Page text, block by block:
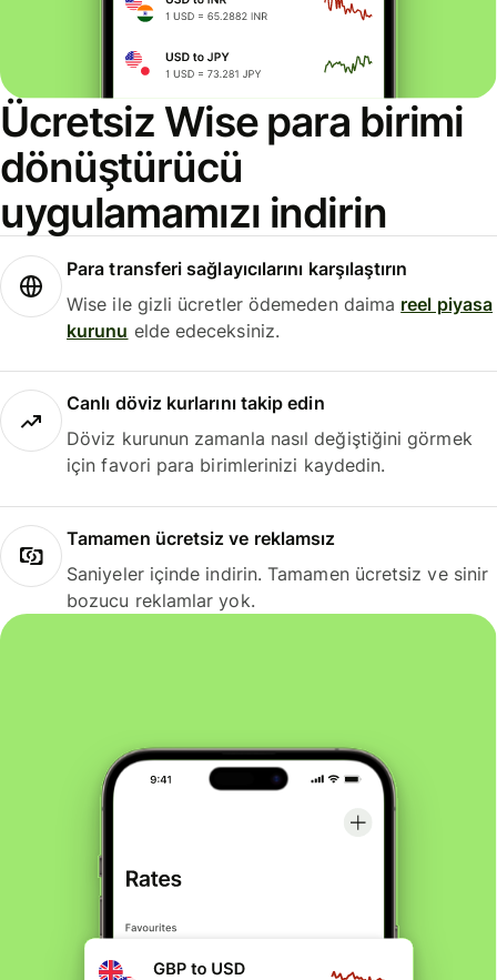
Ücretsiz Wise para birimi
dönüştürücü
uygulamamızı indirin
Para transferi sağlayıcılarını karşılaştırın
Wise ile gizli ücretler ödemeden daima reel piyasa
kurunu elde edeceksiniz.
Canlı döviz kurlarını takip edin
Döviz kurunun zamanla nasıl değiştiğini görmek
için favori para birimlerinizi kaydedin.
Tamamen ücretsiz ve reklamsız
Saniyeler içinde indirin. Tamamen ücretsiz ve sinir
bozucu reklamlar yok.